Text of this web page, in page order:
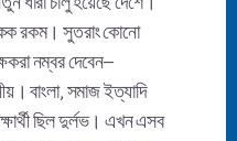
রকম। সুতরাং কোনো
নম্বর দেবেন–
বাংলা, সমাজ ইত্যাদি
ছিল দুর্লভ। এখন এসব